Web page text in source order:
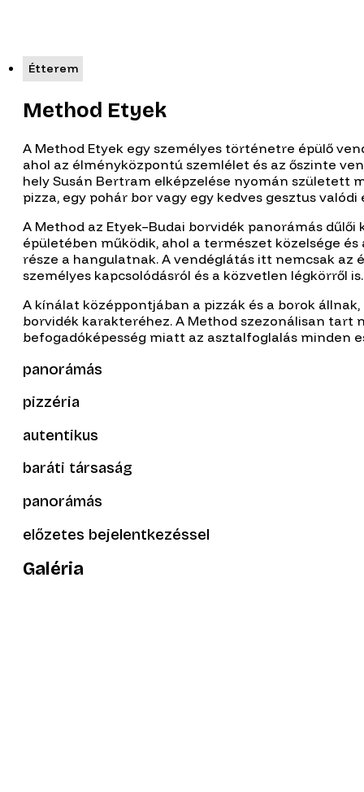
Étterem
Method Etyek
A Method Etyek egy személyes történetre épülő
ahol az élményközpontú szemlélet és az őszinte
hely Susán Bertram elképzelése nyomán született
pizza, egy pohár bor vagy egy kedves gesztus
A Method az Etyek–Budai borvidék panorámás dűlői
épületében működik, ahol a természet közelsége
része a hangulatnak. A vendéglátás itt nemcsak az
személyes kapcsolódásról és a közvetlen légkörről is.
A kínálat középpontjában a pizzák és a borok
borvidék karakteréhez. A Method szezonálisan tart
befogadóképesség miatt az asztalfoglalás minden
panorámás
pizzéria
autentikus
baráti társaság
panorámás
előzetes bejelentkezéssel
Galéria